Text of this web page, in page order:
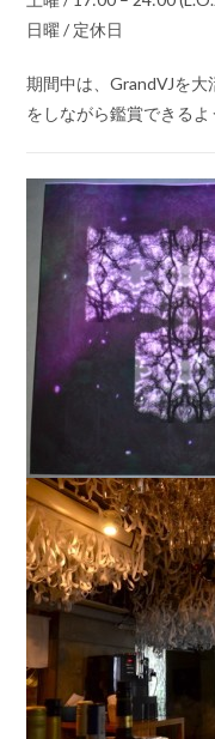
日曜 / 定休日
期間中は、GrandVJを
をしながら鑑賞できるよ